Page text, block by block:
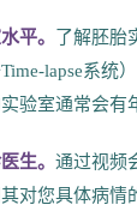
平。 了解胚胎
lapse系统
验室通常会有
生。通过视频
对您具体病情